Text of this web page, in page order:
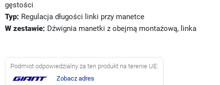
gęstości
Typ: Regulacja długości linki przy manetce
W zestawie: Dźwignia manetki z obejmą montażową, linka
Podmiot odpowiedzialny za ten produkt na terenie UE:
Zobacz adres